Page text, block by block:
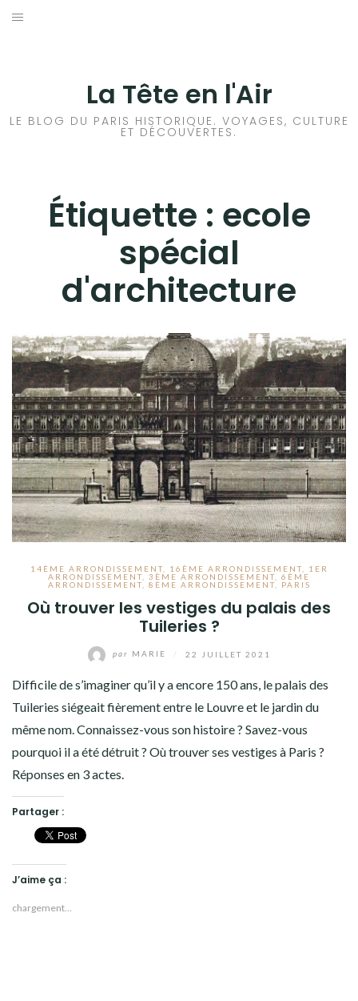
Aller
La Tête en l'Air
LE BLOG DU PARIS HISTORIQUE. VOYAGES, CULTURE
ET DÉCOUVERTES.
Étiquette : ecole
spécial
d'architecture
14ÈME ARRONDISSEMENT, 16ÈME ARRONDISSEMENT,
1ER
ARRONDISSEMENT
3ÈME ARRONDISSEMENT
6ÈME
ARRONDISSEMENT, 8ÈME ARRONDISSEMENT, PARIS
Où trouver les vestiges du palais des
Tuileries ?
par MARIE 22 JUILLET 2021
Difficile de s’imaginer qu’il y a encore 150 ans, le palais des
Tuileries siégeait fièrement entre le Louvre et le jardin du
même nom. Connaissez-vous son histoire ? Savez-vous
pourquoi il a été détruit ? Où trouver ses vestiges à Paris ?
Réponses en 3 actes.
Partager :
J’aime ça :
chargement…
HISTOIRES EN ILE DE FRANCE
VOYAGES À L’ÉTRANGER